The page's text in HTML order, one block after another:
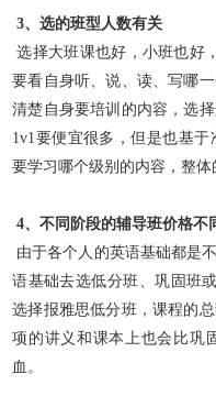
3、选的班型人数有关
选择大班课也好，小班也好
要看自身听、说、读、写哪
清楚自身要培训的内容，选
1v1要便宜很多，但是也基
要学习哪个级别的内容，整体
4、不同阶段的辅导班价格不
由于各个人的英语基础都是
语基础去选低分班、巩固班
选择报雅思低分班，课程的
项的讲义和课本上也会比巩
血。